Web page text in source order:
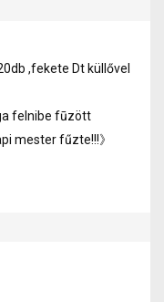
,fekete Dt küllővel
felnibe fūzött
mester fűzte!!!》